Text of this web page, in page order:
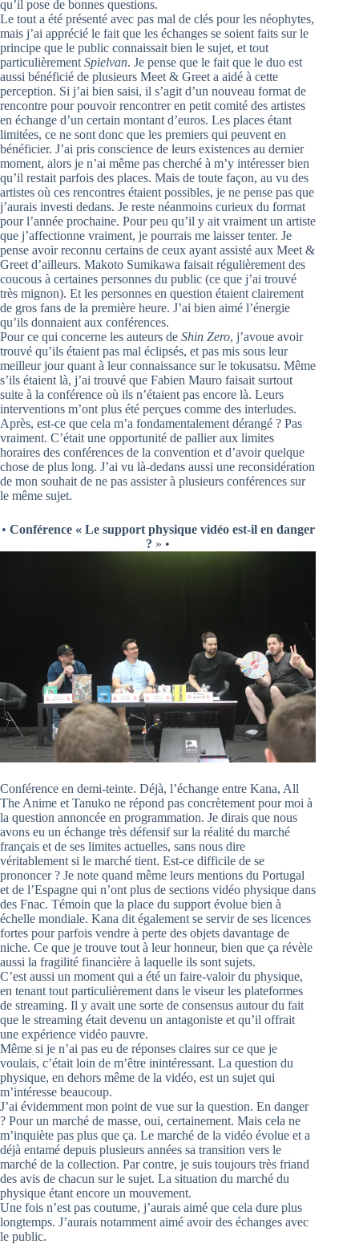
qu’il pose de bonnes questions.
Le tout a été présenté avec pas mal de clés pour les néophytes,
mais j’ai apprécié le fait que les échanges se soient faits sur le
principe que le public connaissait bien le sujet, et tout
particulièrement Spielvan. Je pense que le fait que le duo est
aussi bénéficié de plusieurs Meet & Greet a aidé à cette
perception. Si j’ai bien saisi, il s’agit d’un nouveau format de
rencontre pour pouvoir rencontrer en petit comité des artistes
en échange d’un certain montant d’euros. Les places étant
limitées, ce ne sont donc que les premiers qui peuvent en
bénéficier. J’ai pris conscience de leurs existences au dernier
moment, alors je n’ai même pas cherché à m’y intéresser bien
qu’il restait parfois des places. Mais de toute façon, au vu des
artistes où ces rencontres étaient possibles, je ne pense pas que
j’aurais investi dedans. Je reste néanmoins curieux du format
pour l’année prochaine. Pour peu qu’il y ait vraiment un artiste
que j’affectionne vraiment, je pourrais me laisser tenter. Je
pense avoir reconnu certains de ceux ayant assisté aux Meet &
Greet d’ailleurs. Makoto Sumikawa faisait régulièrement des
coucous à certaines personnes du public (ce que j’ai trouvé
très mignon). Et les personnes en question étaient clairement
de gros fans de la première heure. J’ai bien aimé l’énergie
qu’ils donnaient aux conférences.
Pour ce qui concerne les auteurs de Shin Zero, j’avoue avoir
trouvé qu’ils étaient pas mal éclipsés, et pas mis sous leur
meilleur jour quant à leur connaissance sur le tokusatsu. Même
s’ils étaient là, j’ai trouvé que Fabien Mauro faisait surtout
suite à la conférence où ils n’étaient pas encore là. Leurs
interventions m’ont plus été perçues comme des interludes.
Après, est-ce que cela m’a fondamentalement dérangé ? Pas
vraiment. C’était une opportunité de pallier aux limites
horaires des conférences de la convention et d’avoir quelque
chose de plus long. J’ai vu là-dedans aussi une reconsidération
de mon souhait de ne pas assister à plusieurs conférences sur
le même sujet.
• Conférence « Le support physique vidéo est-il en danger
? » •
Conférence en demi-teinte. Déjà, l’échange entre Kana, All
The Anime et Tanuko ne répond pas concrètement pour moi à
la question annoncée en programmation. Je dirais que nous
avons eu un échange très défensif sur la réalité du marché
français et de ses limites actuelles, sans nous dire
véritablement si le marché tient. Est-ce difficile de se
prononcer ? Je note quand même leurs mentions du Portugal
et de l’Espagne qui n’ont plus de sections vidéo physique dans
des Fnac. Témoin que la place du support évolue bien à
échelle mondiale. Kana dit également se servir de ses licences
fortes pour parfois vendre à perte des objets davantage de
niche. Ce que je trouve tout à leur honneur, bien que ça révèle
aussi la fragilité financière à laquelle ils sont sujets.
C’est aussi un moment qui a été un faire-valoir du physique,
en tenant tout particulièrement dans le viseur les plateformes
de streaming. Il y avait une sorte de consensus autour du fait
que le streaming était devenu un antagoniste et qu’il offrait
une expérience vidéo pauvre.
Même si je n’ai pas eu de réponses claires sur ce que je
voulais, c’était loin de m’être inintéressant. La question du
physique, en dehors même de la vidéo, est un sujet qui
m’intéresse beaucoup.
J’ai évidemment mon point de vue sur la question. En danger
? Pour un marché de masse, oui, certainement. Mais cela ne
m’inquiète pas plus que ça. Le marché de la vidéo évolue et a
déjà entamé depuis plusieurs années sa transition vers le
marché de la collection. Par contre, je suis toujours très friand
des avis de chacun sur le sujet. La situation du marché du
physique étant encore un mouvement.
Une fois n’est pas coutume, j’aurais aimé que cela dure plus
longtemps. J’aurais notamment aimé avoir des échanges avec
le public.